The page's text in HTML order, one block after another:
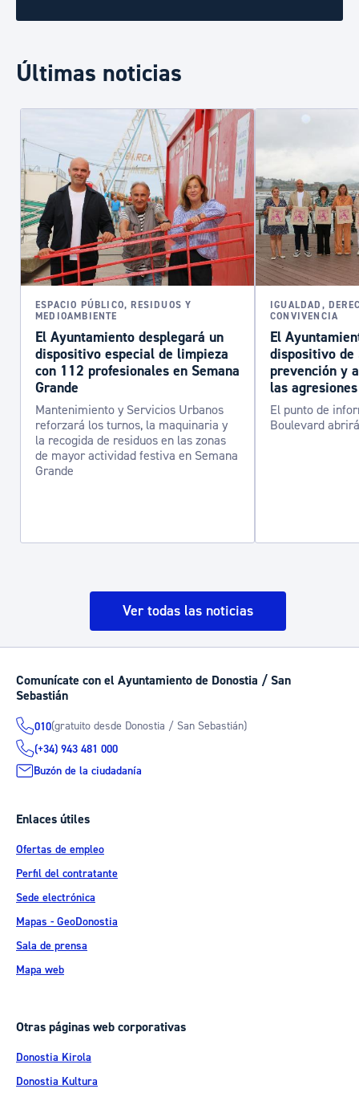
Últimas noticias
ESPACIO PÚBLICO, RESIDUOS Y
MEDIOAMBIENTE
El Ayuntamiento desplegará un
dispositivo especial de limpieza
con 112 profesionales en Semana
Grande
Mantenimiento y Servicios Urbanos
reforzará los turnos, la maquinaria y
la recogida de residuos en las zonas
de mayor actividad festiva en Semana
Grande
IGUALDAD,
CONVIVENCIA
El
dispositivo de
prevención y
las
El punto de
Boulevard
Ver todas las noticias
Comunícate con el Ayuntamiento de Donostia / San
Sebastián
010(gratuito desde Donostia / San Sebastián)
(+34) 943 481 000
Buzón de la ciudadanía
Enlaces útiles
Ofertas de empleo
Perfil del contratante
Sede electrónica
Mapas - GeoDonostia
Sala de prensa
Mapa web
Otras páginas web corporativas
Donostia Kirola
Donostia Kultura